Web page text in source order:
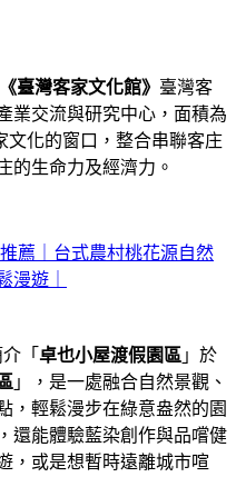
《臺灣客家文化館》 臺灣客
業交流與研究中心，面積為
文化的窗口，整合串聯客庄
的生命力及經濟力。
薦｜台式農村桃花源自然
漫遊｜
「 卓也小屋渡假園區 」於
」，是一處融合自然景觀、
，輕鬆漫步在綠意盎然的園
還能體驗藍染創作與品嚐健
，或是想暫時遠離城市喧